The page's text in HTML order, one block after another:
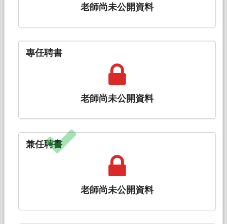
老師尚未公開資料
專任聘書
老師尚未公開資料
兼任聘書
老師尚未公開資料